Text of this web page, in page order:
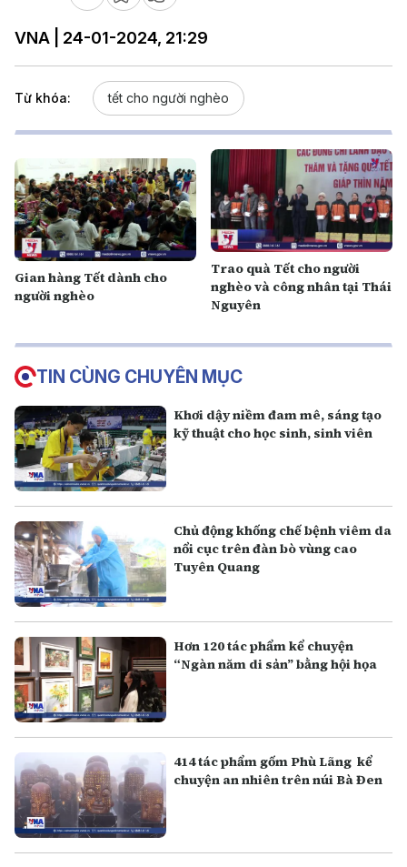
VNA | 24-01-2024, 21:29
Từ khóa: tết cho người nghèo
Gian hàng Tết dành cho
người nghèo
Trao quà Tết cho người
nghèo và công nhân tại Thái
Nguyên
TIN CÙNG CHUYÊN MỤC
Khơi dậy niềm đam mê, sáng tạo
kỹ thuật cho học sinh, sinh viên
Chủ động khống chế bệnh viêm da
nổi cục trên đàn bò vùng cao
Tuyên Quang
Hơn 120 tác phẩm kể chuyện
“Ngàn năm di sản” bằng hội họa
414 tác phẩm gốm Phù Lãng kể
chuyện an nhiên trên núi Bà Đen